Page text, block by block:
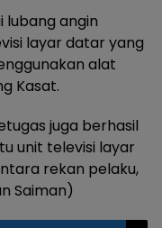
lubang angin
layar datar yang
alat
Kasat.
juga berhasil
unit televisi layar
rekan pelaku,
Saiman)